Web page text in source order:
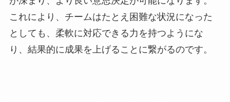
これにより、チームはたとえ困難な状況になった
としても、柔軟に対応できる力を持つようにな
り、結果的に成果を上げることに繋がるのです。